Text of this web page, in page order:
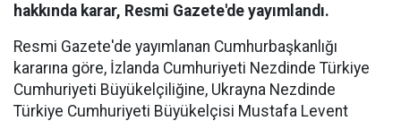
hakkında karar, Resmi Gazete'de yayımlandı.
Resmi Gazete'de yayımlanan Cumhurbaşkanlığı
kararına göre, İzlanda Cumhuriyeti Nezdinde Türkiye
Cumhuriyeti Büyükelçiliğine, Ukrayna Nezdinde
Türkiye Cumhuriyeti Büyükelçisi Mustafa Levent